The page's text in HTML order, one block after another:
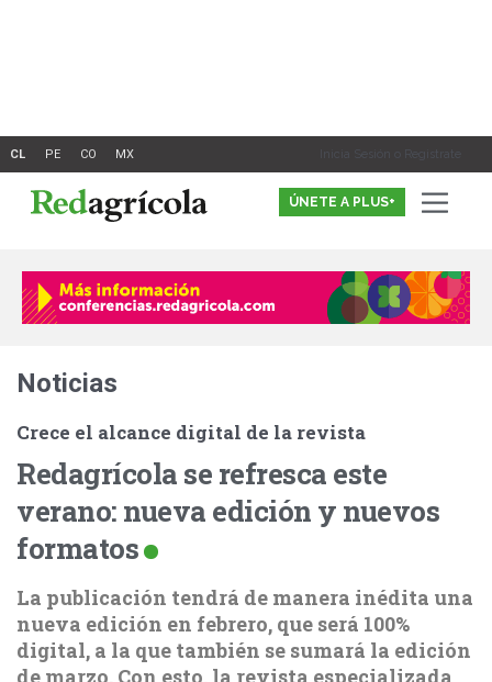
Inicia Sesión o Registrate
ÚNETE A PLUS+
Noticias
Crece el alcance digital de la revista
Redagrícola se refresca este
verano: nueva edición y nuevos
formatos
La publicación tendrá de manera inédita una
nueva edición en febrero, que será 100%
digital, a la que también se sumará la edición
de marzo. Con esto, la revista especializada